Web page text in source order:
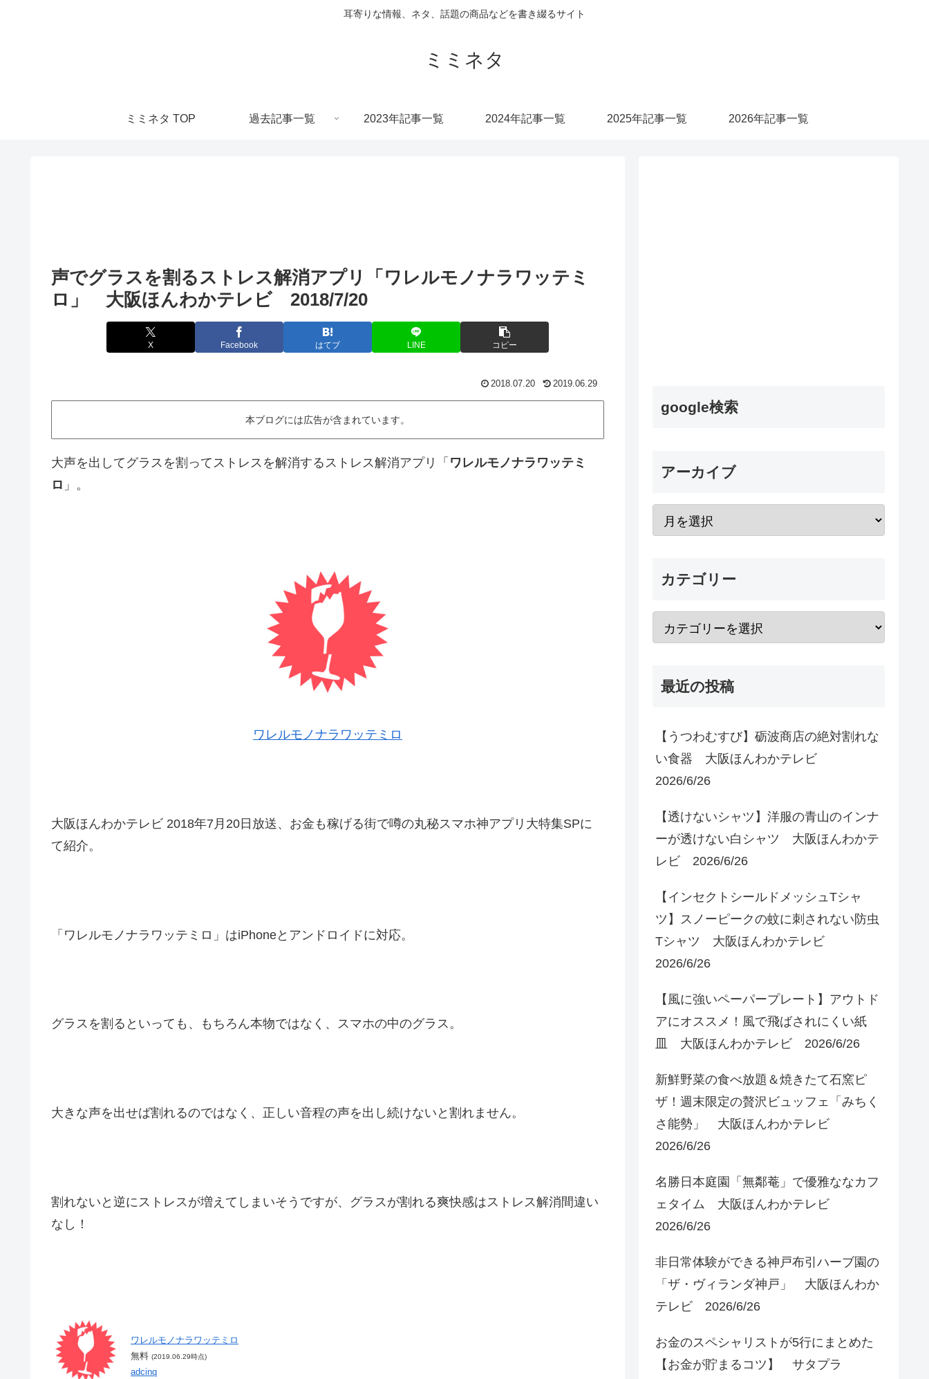
耳寄りな情報、ネタ、話題の商品などを書き綴るサイト
ミミネタ
ミミネタ TOP 過去記事一覧 2023年記事一覧 2024年記事一覧 2025年記事一覧 2026年記事一覧
声でグラスを割るストレス解消アプリ「ワレルモノナラワッテミ
ロ」 大阪ほんわかテレビ 2018/7/20
X Facebook はてブ LINE コピー
2018.07.20 2019.06.29
本ブログには広告が含まれています。
大声を出してグラスを割ってストレスを解消するストレス解消アプリ「 ワレルモノナラワッテミ
ロ 」。
ワレルモノナラワッテミロ
大阪ほんわかテレビ 2018年7月20日放送、お金も稼げる街で噂の丸秘スマホ神アプリ大特集SPに
て紹介。
「ワレルモノナラワッテミロ」はiPhoneとアンドロイドに対応。
グラスを割るといっても、もちろん本物ではなく、スマホの中のグラス。
大きな声を出せば割れるのではなく、正しい音程の声を出し続けないと割れません。
割れないと逆にストレスが増えてしまいそうですが、グラスが割れる爽快感はストレス解消間違い
なし！
ワレルモノナラワッテミロ
無料 (2019.06.29時点)
adcinq
google検索
アーカイブ
カテゴリー
最近の投稿
【うつわむすび】砺波商店の絶対割れな
い食器 大阪ほんわかテレビ
2026/6/26
【透けないシャツ】洋服の青山のインナ
ーが透けない白シャツ 大阪ほんわかテ
レビ 2026/6/26
【インセクトシールドメッシュTシャ
ツ】スノーピークの蚊に刺されない防虫
Tシャツ 大阪ほんわかテレビ
2026/6/26
【風に強いペーパープレート】アウトド
アにオススメ！風で飛ばされにくい紙
皿 大阪ほんわかテレビ 2026/6/26
新鮮野菜の食べ放題＆焼きたて石窯ピ
ザ！週末限定の贅沢ビュッフェ「みちく
さ能勢」 大阪ほんわかテレビ
2026/6/26
名勝日本庭園「無鄰菴」で優雅ななカフ
ェタイム 大阪ほんわかテレビ
2026/6/26
非日常体験ができる神戸布引ハーブ園の
「ザ・ヴィランダ神戸」 大阪ほんわか
テレビ 2026/6/26
お金のスペシャリストが5行にまとめた
【お金が貯まるコツ】 サタプラ